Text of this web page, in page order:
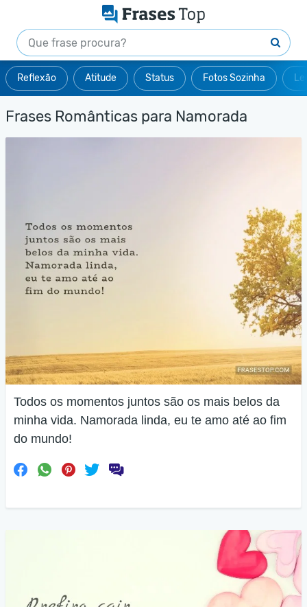
Reflexão Atitude Status Fotos Sozinha
Frases Românticas para Namorada
Todos os momentos juntos são os mais belos da
minha vida. Namorada linda, eu te amo até ao fim
do mundo!